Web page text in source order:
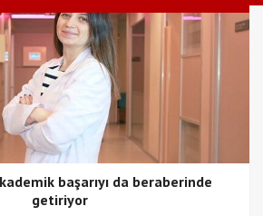
başarıyı da beraberinde
getiriyor